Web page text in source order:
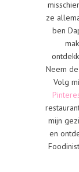
ze
ben
Neem
Volg
mijn
en